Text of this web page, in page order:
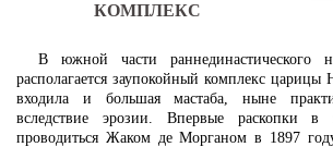
КОМПЛЕКС
В южной части раннединастического
располагается заупокойный комплекс царицы
входила и большая мастаба, ныне
вследствие эрозии. Впервые раскопки в
проводиться Жаком де Морганом в 1897